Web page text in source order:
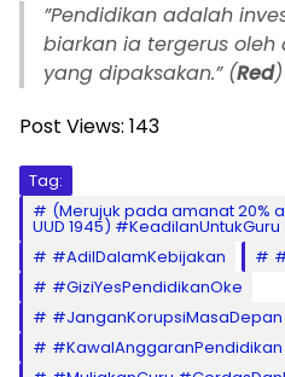
​”Pendidikan adalah
biarkan ia tergerus
yang dipaksakan.” (Red)
Post Views: 143
Tag:
(Merujuk pada amanat 20%
UUD 1945) ​#KeadilanUntukGuru
​#AdilDalamKebijakan
​#GiziYesPendidikanOke
​#JanganKorupsiMasaDepan
​#KawalAnggaranPendidikan